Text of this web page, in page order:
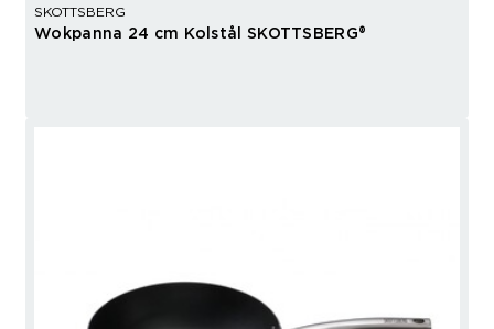
SKOTTSBERG
Wokpanna 24 cm Kolstål SKOTTSBERG®